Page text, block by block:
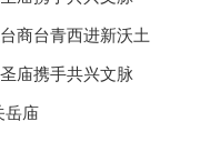
商台青西进新沃土
庙携手共兴文脉
岳庙